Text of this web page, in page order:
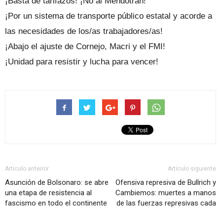
¡Por un sistema de transporte público estatal y acorde a
las necesidades de los/as trabajadores/as!
¡Abajo el ajuste de Cornejo, Macri y el FMI!
¡Unidad para resistir y lucha para vencer!
Artículo anterior
Asunción de Bolsonaro: se abre
una etapa de resistencia al
fascismo en todo el continente
Artículo siguiente
Ofensiva represiva de Bullrich y
Cambiemos: muertes a manos
de las fuerzas represivas cada